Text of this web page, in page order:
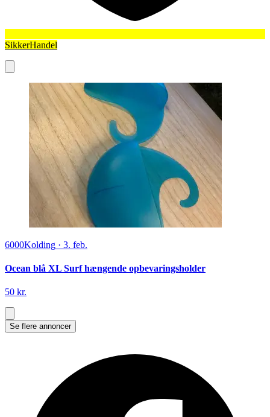
SikkerHandel
6000Kolding · 3. feb.
Ocean blå XL Surf hængende opbevaringsholder
50 kr.
Se flere annoncer